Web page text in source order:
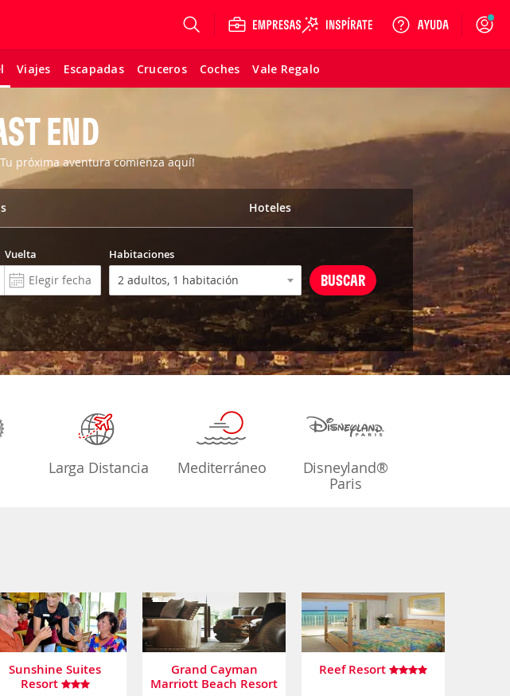
Viajes Escapadas Cruceros Coches Vale Regalo
Login
END
próxima aventura comienza aquí!
Hoteles
Vuelta Habitaciones
Larga Distancia Mediterráneo
Disneyland®
Paris
Sunshine Suites
Resort
Grand Cayman
Marriott Beach Resort
Reef Resort